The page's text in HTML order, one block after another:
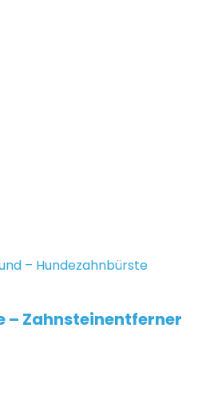
– Zahnsteinentferner